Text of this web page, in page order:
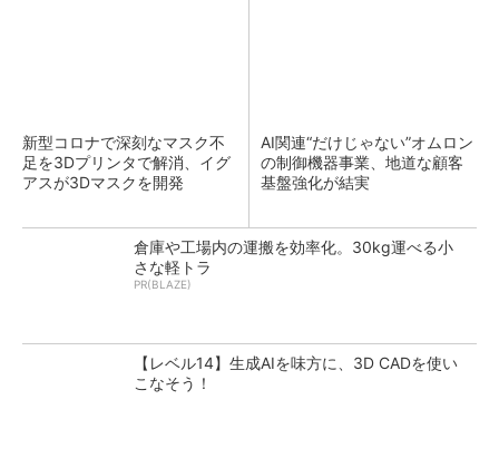
新型コロナで深刻なマスク不
足を3Dプリンタで解消、イグ
アスが3Dマスクを開発
AI関連“だけじゃない”オムロン
の制御機器事業、地道な顧客
基盤強化が結実
倉庫や工場内の運搬を効率化。30kg運べる小
さな軽トラ
PR(BLAZE)
【レベル14】生成AIを味方に、3D CADを使い
こなそう！